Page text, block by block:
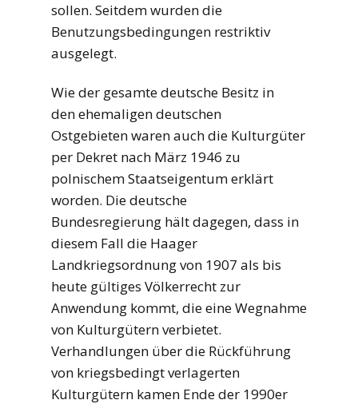
sollen. Seitdem wurden die
Benutzungsbedingungen restriktiv
ausgelegt.
Wie der gesamte deutsche Besitz in
den ehemaligen deutschen
Ostgebieten waren auch die Kulturgüter
per Dekret nach März 1946 zu
polnischem Staatseigentum erklärt
worden. Die deutsche
Bundesregierung hält dagegen, dass in
diesem Fall die Haager
Landkriegsordnung von 1907 als bis
heute gültiges Völkerrecht zur
Anwendung kommt, die eine Wegnahme
von Kulturgütern verbietet.
Verhandlungen über die Rückführung
von kriegsbedingt verlagerten
Kulturgütern kamen Ende der 1990er